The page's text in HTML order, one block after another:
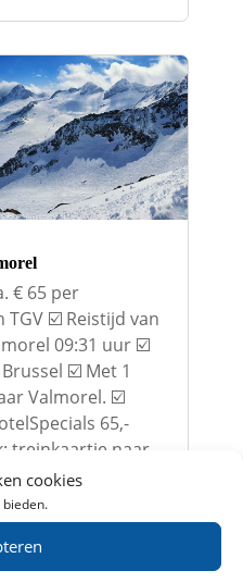
cookies
€ 65 per
☑️ Reistijd van
09:31 uur ☑️
☑️ Met 1
Valmorel. ☑️
65,-
treinkaartje naar...